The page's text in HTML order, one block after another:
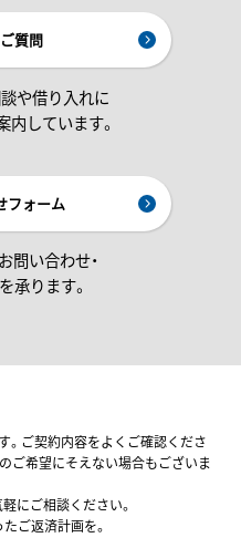
質問
や借り入れに
しています。
フォーム
問い合わせ・
承ります。
。ご契約内容をよくご確認くださ
ご希望にそえない場合もございま
にご相談ください。
ご返済計画を。